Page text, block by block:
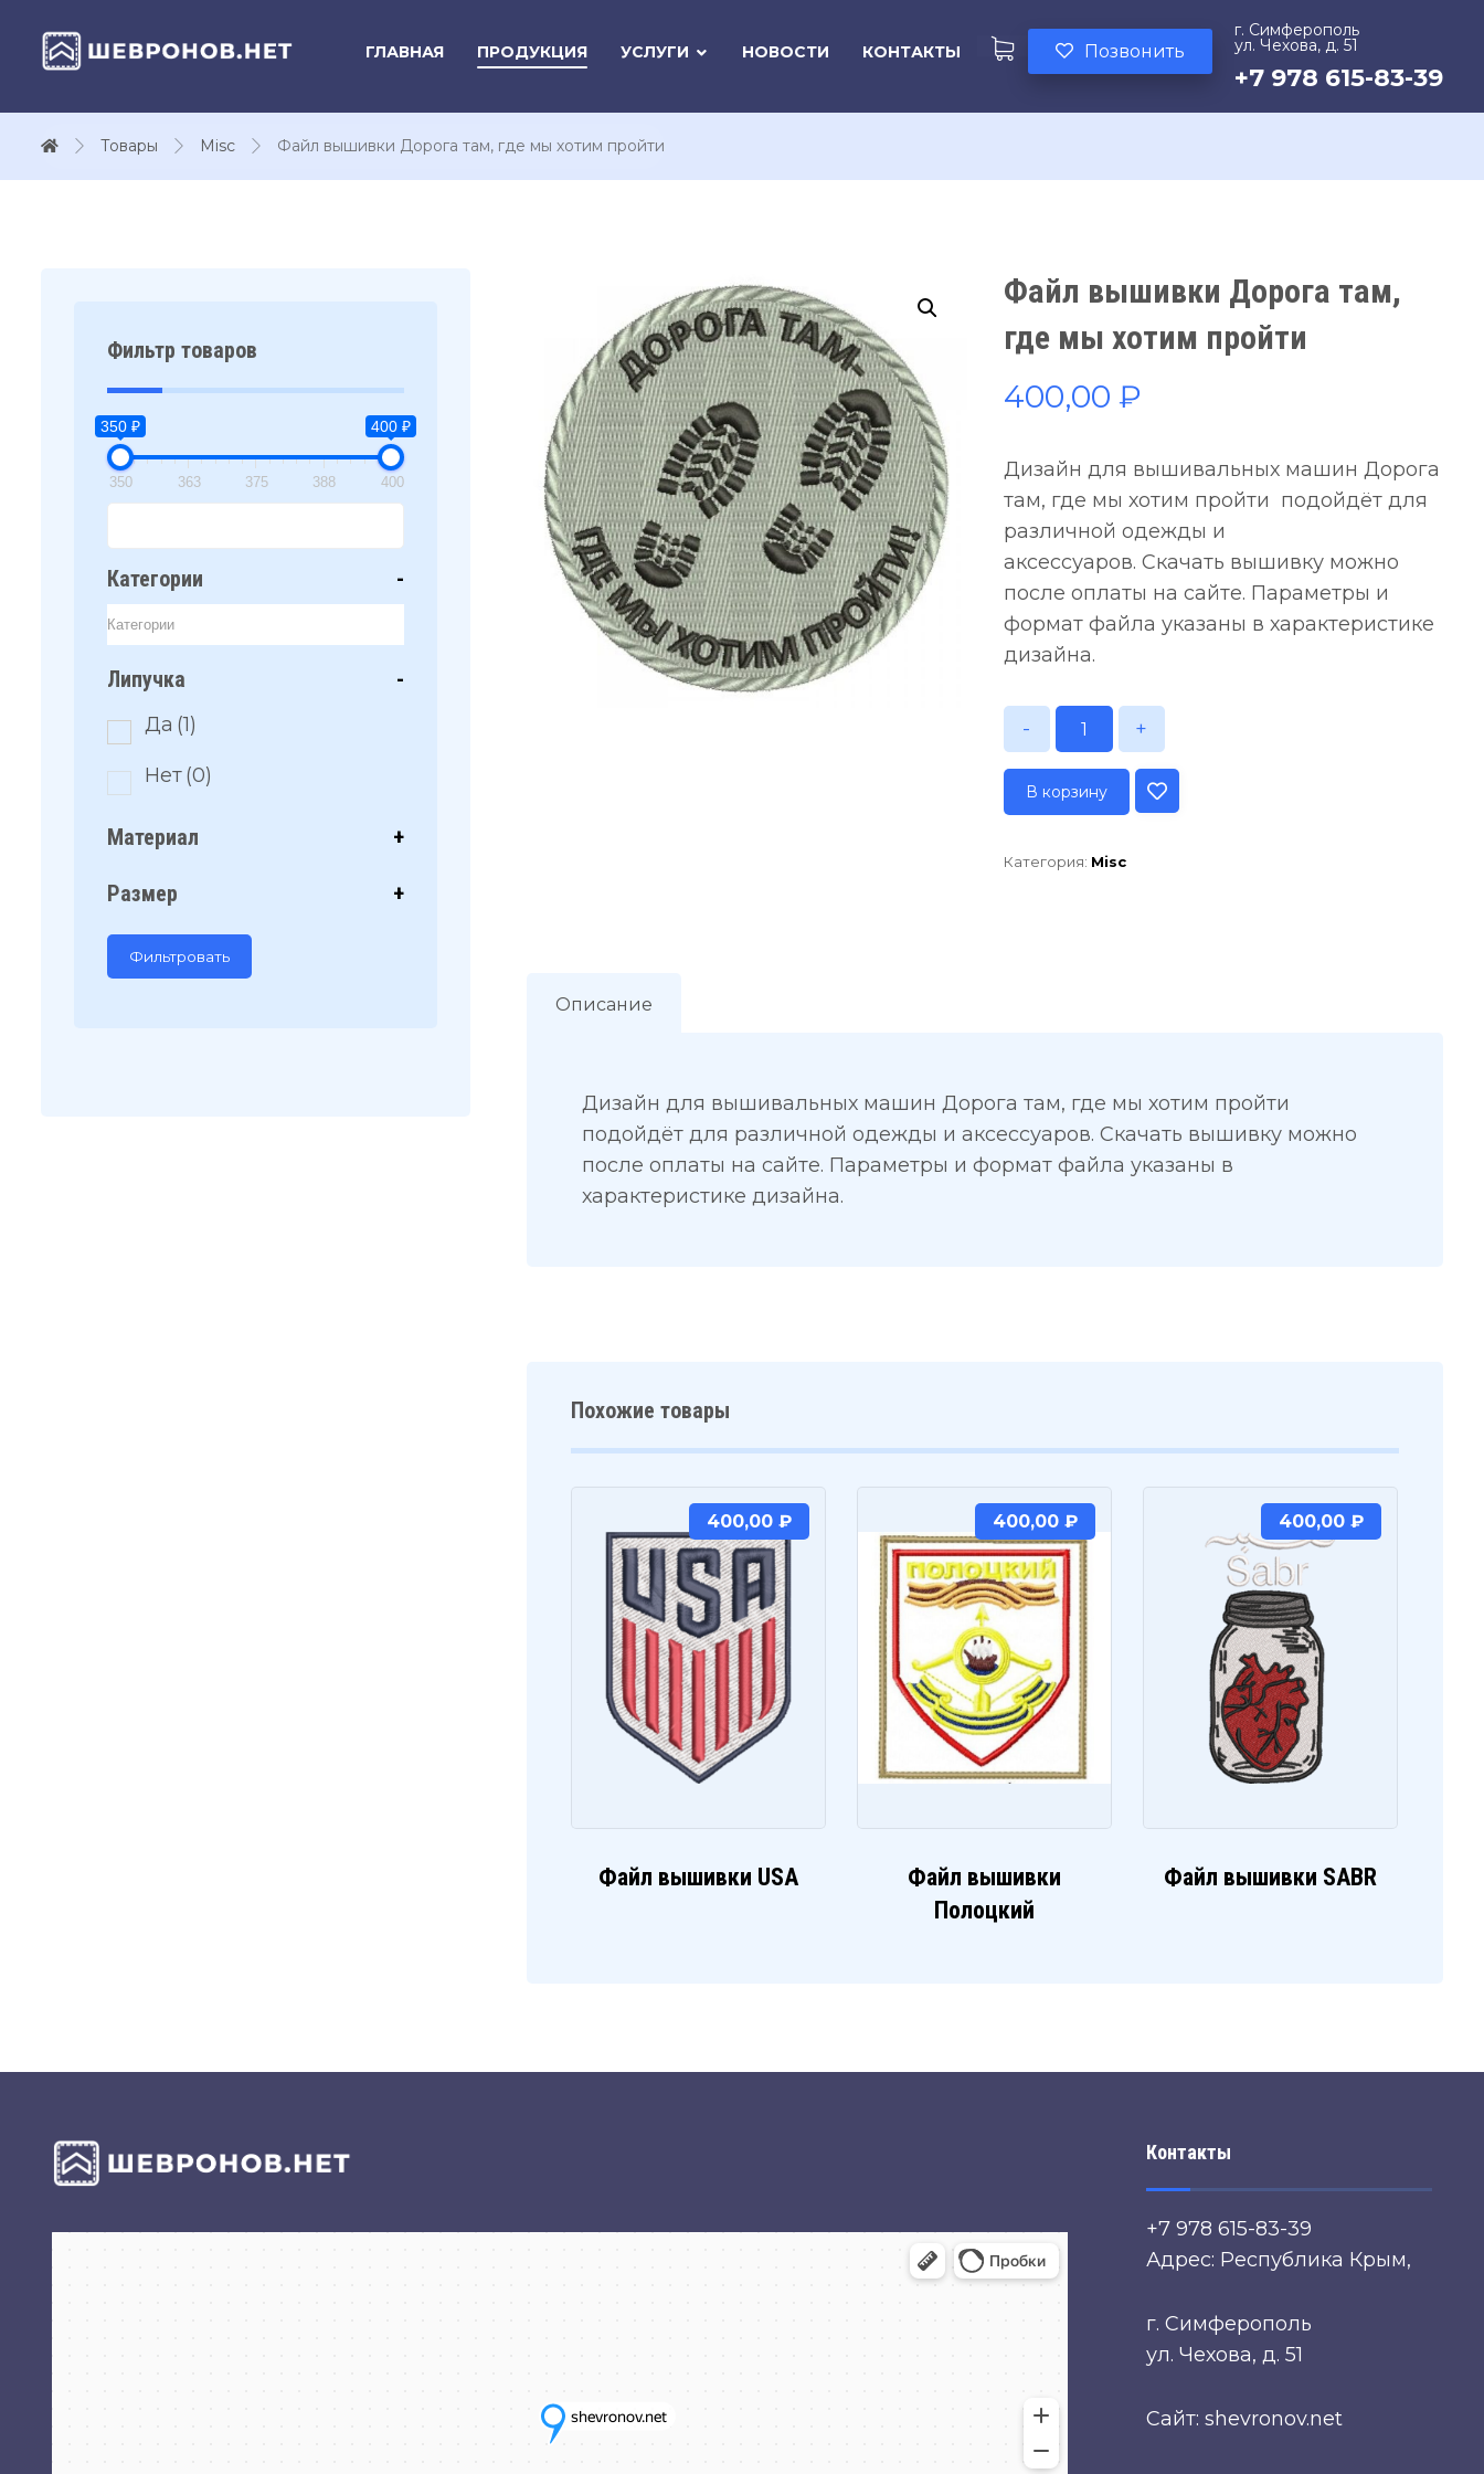
г. Симферополь
ул. Чехова, д. 51
+7 978 615-83-39
Позвонить
ГЛАВНАЯ ПРОДУКЦИЯ УСЛУГИ НОВОСТИ КОНТАКТЫ
Товары Misc Файл вышивки Дорога там, где мы хотим пройти
Файл вышивки Дорога там,
где мы хотим пройти
400,00 ₽
Дизайн для вышивальных машин Дорога
там, где мы хотим пройти подойдёт для
различной одежды и
аксессуаров. Скачать вышивку можно
после оплаты на сайте. Параметры и
формат файла указаны в характеристике
дизайна.
- +
В корзину
Категория: Misc
Описание
Дизайн для вышивальных машин Дорога там, где мы хотим пройти
подойдёт для различной одежды и аксессуаров. Скачать вышивку можно
после оплаты на сайте. Параметры и формат файла указаны в
характеристике дизайна.
Похожие товары
Файл вышивки USA
400,00 ₽
Файл вышивки
Полоцкий
400,00 ₽
Файл вышивки SABR
400,00 ₽
Фильтр товаров
350 ₽ 400 ₽
350 363 375 388 400
Категории -
Липучка -
Да (1)
Нет(0)
Материал +
Размер +
Фильтровать
Контакты
+7 978 615-83-39
Адрес: Республика Крым,
г. Симферополь
ул. Чехова, д. 51
Сайт: shevronov.net